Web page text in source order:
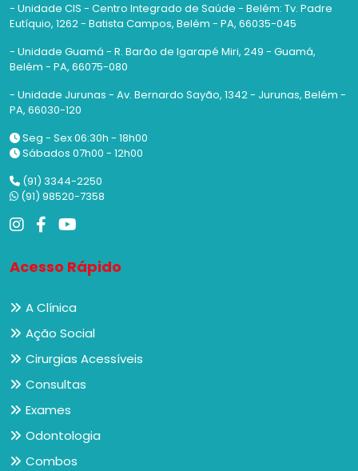
- Unidade CIS - Centro Integrado de Saúde - Belém: Tv. Padre
Eutíquio, 1262 - Batista Campos, Belém - PA, 66035-045
- Unidade Guamá - R. Barão de Igarapé Miri, 249 - Guamá,
Belém - PA, 66075-080
- Unidade Jurunas - Av. Bernardo Sayão, 1342 - Jurunas, Belém -
PA, 66030-120
Seg - Sex 06:30h - 18h00
Sábados 07h00 - 12h00
(91) 3344-2250
(91) 98520-7358
Acesso Rápido
A Clínica
Ação Social
Cirurgias Acessíveis
Consultas
Exames
Odontologia
Combos